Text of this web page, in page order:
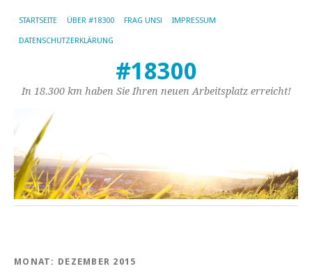
STARTSEITE ÜBER #18300 FRAG UNS! IMPRESSUM
DATENSCHUTZERKLÄRUNG
#18300
In 18.300 km haben Sie Ihren neuen Arbeitsplatz erreicht!
MONAT: DEZEMBER 2015